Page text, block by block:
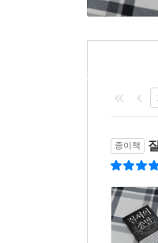
사이에는 기
중요한 요
열정에 보
이었던 것처
히틀러가
로 그 점이
로 이끌고,
--- p.83
종이책